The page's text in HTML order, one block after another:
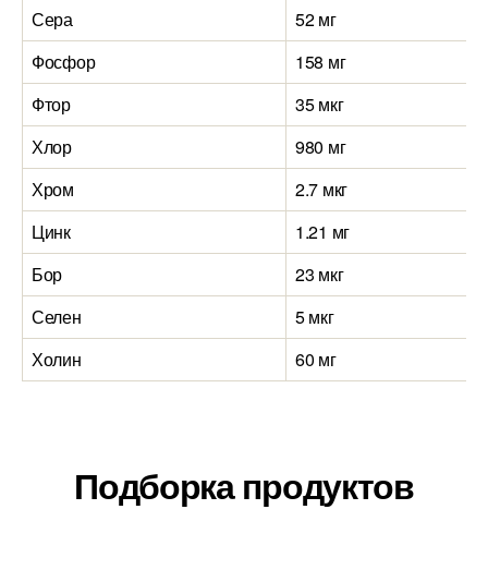
Сера
52 мг
Фосфор
158 мг
Фтор
35 мкг
Хлор
980 мг
Хром
2.7 мкг
Цинк
1.21 мг
Бор
23 мкг
Селен
5 мкг
Холин
60 мг
Подборка продуктов